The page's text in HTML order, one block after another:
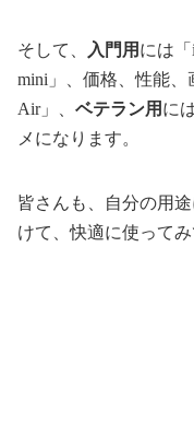
そして、 入門用 には「
mini」、価格、性能、
Air」、 ベテラン用 に
メになります。
皆さんも、自分の用
けて、快適に使って